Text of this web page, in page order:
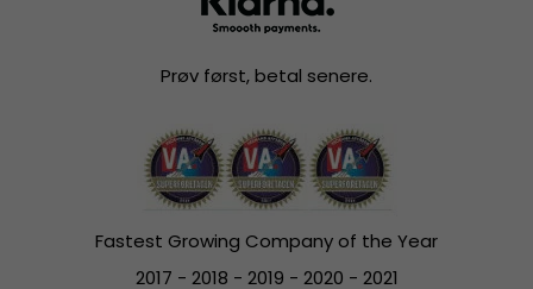
Prøv først, betal senere.
Fastest Growing Company of the Year
2017 - 2018 - 2019 - 2020 - 2021